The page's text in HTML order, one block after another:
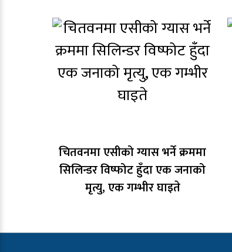
चितवनमा एसीको ग्यास भर्ने क्रममा
सिलिन्डर विष्फोट हुँदा एक जनाको
मृत्यु, एक गम्भीर घाइते